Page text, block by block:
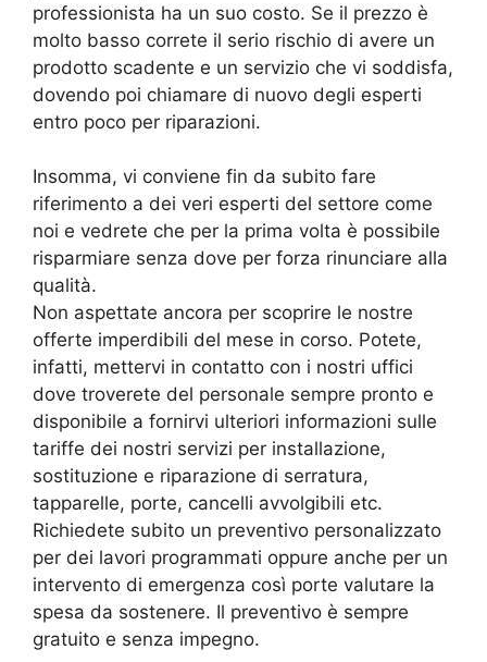
professionista ha un suo costo. Se il prezzo è
molto basso correte il serio rischio di avere un
prodotto scadente e un servizio che vi soddisfa,
dovendo poi chiamare di nuovo degli esperti
entro poco per riparazioni.
Insomma, vi conviene fin da subito fare
riferimento a dei veri esperti del settore come
noi e vedrete che per la prima volta è possibile
risparmiare senza dove per forza rinunciare alla
qualità.
Non aspettate ancora per scoprire le nostre
offerte imperdibili del mese in corso. Potete,
infatti, mettervi in contatto con i nostri uffici
dove troverete del personale sempre pronto e
disponibile a fornirvi ulteriori informazioni sulle
tariffe dei nostri servizi per installazione,
sostituzione e riparazione di serratura,
tapparelle, porte, cancelli avvolgibili etc.
Richiedete subito un preventivo personalizzato
per dei lavori programmati oppure anche per un
intervento di emergenza così porte valutare la
spesa da sostenere. Il preventivo è sempre
gratuito e senza impegno.